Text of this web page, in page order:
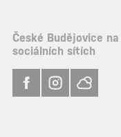
České Budějovice na
sociálních sítích